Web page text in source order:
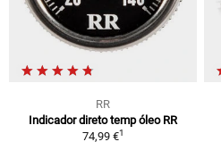
RR
Indicador direto temp óleo RR
74,99 €1